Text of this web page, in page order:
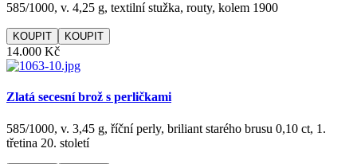
585/1000, v. 4,25 g, textilní stužka, routy, kolem 1900
KOUPIT
14.000 Kč
Zlatá secesní brož s perličkami
585/1000, v. 3,45 g, říční perly, briliant starého brusu 0,10 ct, 1.
třetina 20. století